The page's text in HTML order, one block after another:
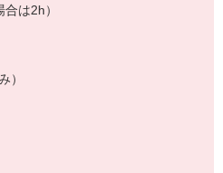
ない会話を大切にする、落ち着い
は2h）
）